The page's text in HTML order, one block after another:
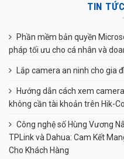
TIN
Phần mềm bản quyền
pháp tối ưu cho cá nhân và
Lắp camera an ninh cho gia
Hướng dẫn cách xem
không cần tài khoản trên Hik-
Công nghệ số Hùng Vương
TPLink và Dahua: Cam Kết
Cho Khách Hàng